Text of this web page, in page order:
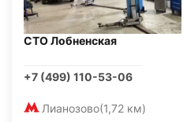
СТО Лобненская
+7 (499) 110-53-06
Лианозово(1,72 км)